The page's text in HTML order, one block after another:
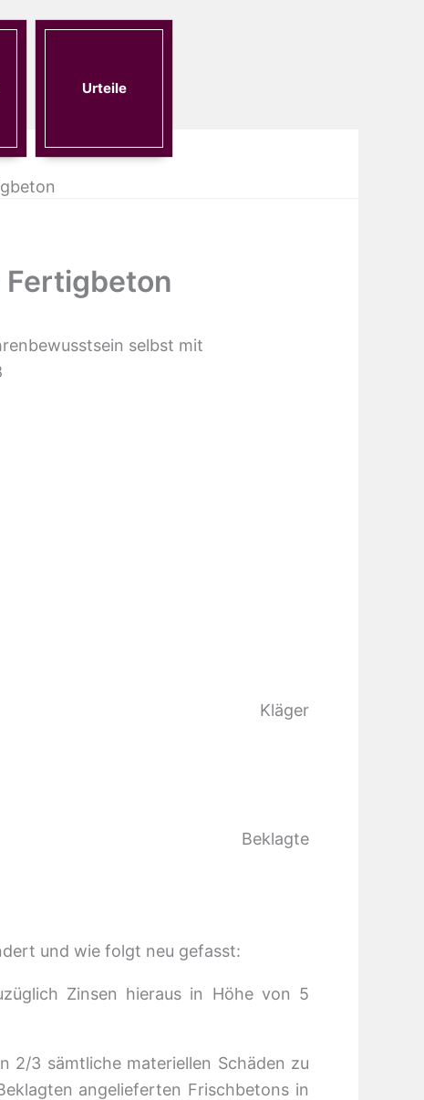
Urteile
selbst mit
Kläger
Beklagte
und wie folgt neu gefasst:
Zinsen hieraus in Höhe von 5
2/3 sämtliche materiellen Schäden zu
angelieferten Frischbetons in